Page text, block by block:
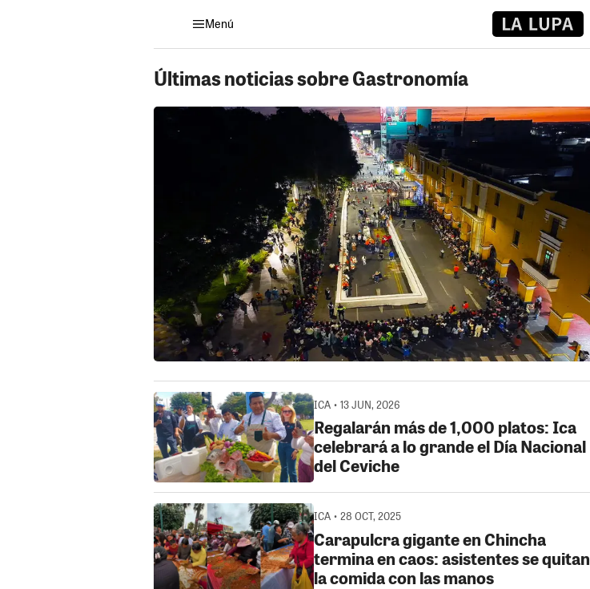
Menú
Últimas noticias sobre Gastronomía
ICA • 13 JUN, 2026
Regalarán más de 1,000 platos: Ica
celebrará a lo grande el Día Nacional
del Ceviche
ICA • 28 OCT, 2025
Carapulcra gigante en Chincha
termina en caos: asistentes se quitan
la comida con las manos